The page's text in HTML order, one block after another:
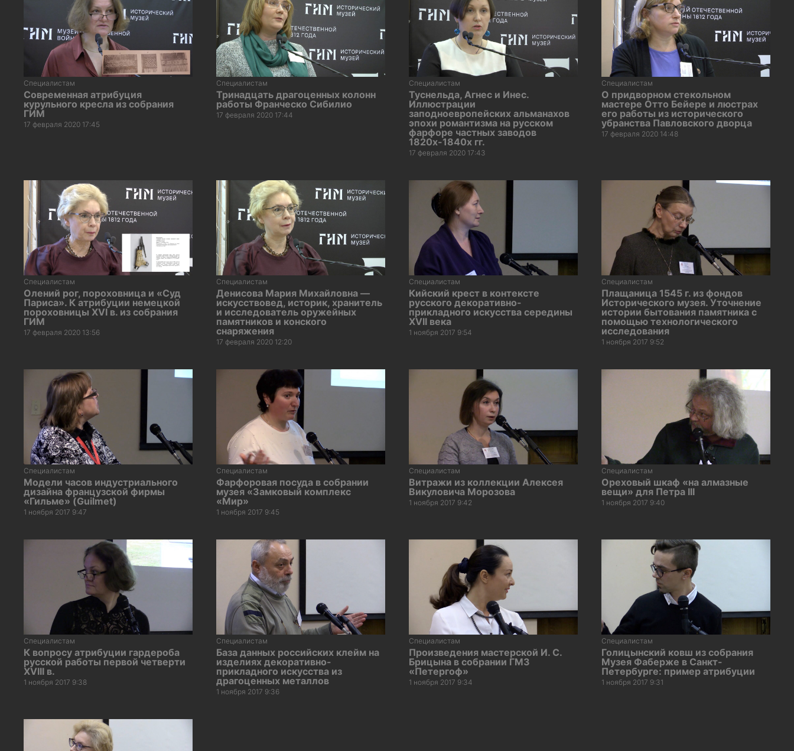
Специалистам
Современная атрибуция
курульного кресла из собрания
ГИМ
17 февраля 2020 17:45
Специалистам
Тринадцать драгоценных колонн
работы Франческо Сибилио
17 февраля 2020 17:44
Специалистам
Туснельда, Агнес и Инес.
Иллюстрации
заподноевропейских альманахов
эпохи романтизма на русском
фарфоре частных заводов
1820х-1840х гг.
17 февраля 2020 17:43
Специалистам
О придворном стекольном
мастере Отто Бейере и люстрах
его работы из исторического
убранства Павловского дворца
17 февраля 2020 14:48
Специалистам
Олений рог, пороховница и «Суд
Париса». К атрибуции немецкой
пороховницы XVI в. из собрания
ГИМ
17 февраля 2020 13:56
Специалистам
Денисова Мария Михайловна —
искусствовед, историк, хранитель
и исследователь оружейных
памятников и конского
снаряжения
17 февраля 2020 12:20
Специалистам
Кийский крест в контексте
русского декоративно-
прикладного искусства середины
XVII века
1 ноября 2017 9:54
Специалистам
Плащаница 1545 г. из фондов
Исторического музея. Уточнение
истории бытования памятника с
помощью технологического
исследования
1 ноября 2017 9:52
Специалистам
Модели часов индустриального
дизайна французской фирмы
«Гильме» (Guilmet)
1 ноября 2017 9:47
Специалистам
Фарфоровая посуда в собрании
музея «Замковый комплекс
«Мир»
1 ноября 2017 9:45
Специалистам
Витражи из коллекции Алексея
Викуловича Морозова
1 ноября 2017 9:42
Специалистам
Ореховый шкаф «на алмазные
вещи» для Петра III
1 ноября 2017 9:40
Специалистам
К вопросу атрибуции гардероба
русской работы первой четверти
XVIII в.
1 ноября 2017 9:38
Специалистам
База данных российских клейм на
изделиях декоративно-
прикладного искусства из
драгоценных металлов
1 ноября 2017 9:36
Специалистам
Произведения мастерской И. С.
Брицына в собрании ГМЗ
«Петергоф»
1 ноября 2017 9:34
Специалистам
Голицынский ковш из собрания
Музея Фаберже в Санкт-
Петербурге: пример атрибуции
1 ноября 2017 9:31